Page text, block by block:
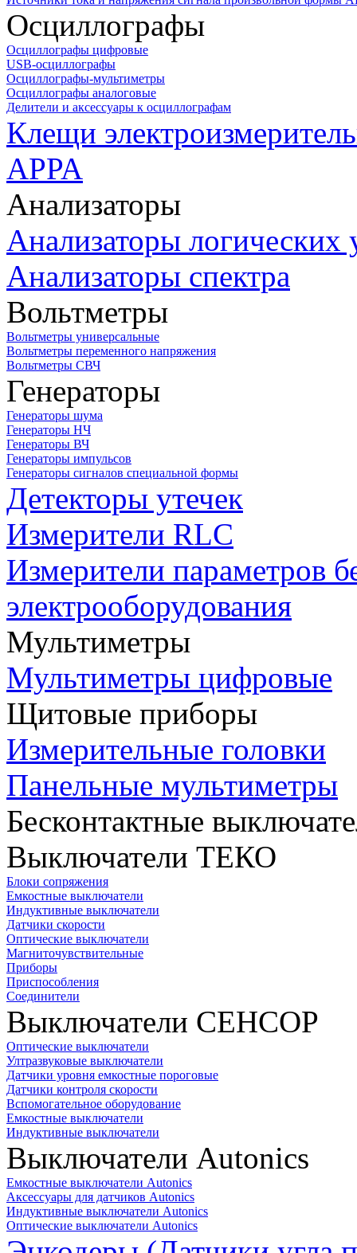
Осциллографы
Осциллографы цифровые
USB-осциллографы
Осциллографы-мультиметры
Осциллографы аналоговые
Делители и аксессуары к осциллографам
Клещи
APPA
Анализаторы
Анализаторы логических
Анализаторы спектра
Вольтметры
Вольтметры универсальные
Вольтметры переменного напряжения
Вольтметры СВЧ
Генераторы
Генераторы шума
Генераторы НЧ
Генераторы ВЧ
Генераторы импульсов
Генераторы сигналов специальной формы
Детекторы утечек
Измерители RLC
Измерители параметров
электрооборудования
Мультиметры
Мультиметры цифровые
Щитовые приборы
Измерительные головки
Панельные мультиметры
Бесконтактные
Выключатели ТЕКО
Блоки сопряжения
Емкостные выключатели
Индуктивные выключатели
Датчики скорости
Оптические выключатели
Магниточувствительные
Приборы
Приспособления
Соединители
Выключатели СЕНСОР
Оптические выключатели
Ултразвуковые выключатели
Датчики уровня емкостные пороговые
Датчики контроля скорости
Вспомогательное оборудование
Емкостные выключатели
Индуктивные выключатели
Выключатели Autonics
Емкостные выключатели Autonics
Аксессуары для датчиков Autonics
Индуктивные выключатели Autonics
Оптические выключатели Autonics